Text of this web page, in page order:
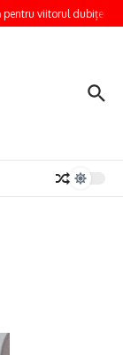
pentru viitorul dubițelor